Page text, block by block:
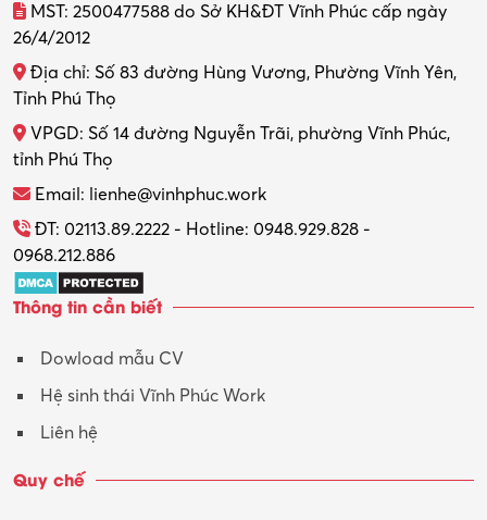
MST: 2500477588 do Sở KH&ĐT Vĩnh Phúc cấp ngày
26/4/2012
Địa chỉ: Số 83 đường Hùng Vương, Phường Vĩnh Yên,
Tỉnh Phú Thọ
VPGD: Số 14 đường Nguyễn Trãi, phường Vĩnh Phúc,
tỉnh Phú Thọ
Email: lienhe@vinhphuc.work
ĐT: 02113.89.2222 - Hotline: 0948.929.828 -
0968.212.886
Thông tin cần biết
Dowload mẫu CV
Hệ sinh thái Vĩnh Phúc Work
Liên hệ
Quy chế